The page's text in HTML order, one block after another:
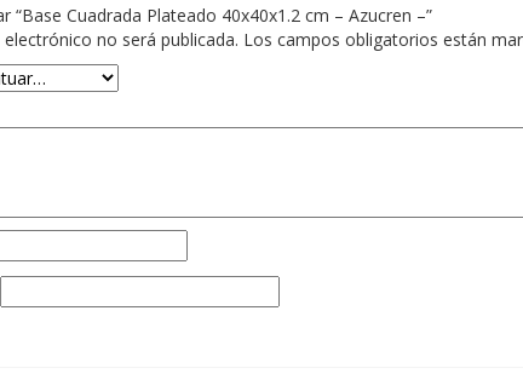
“Base Cuadrada Plateado 40x40x1.2 cm – Azucren –”
no será publicada. Los campos obligatorios están